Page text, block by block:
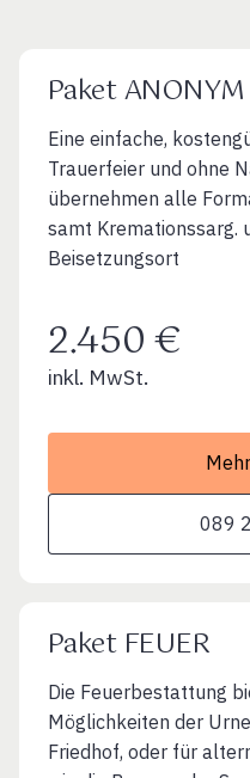
Paket ANONYM
Eine einfache,
Trauerfeier und ohne
übernehmen alle
samt Kremationssarg.
Beisetzungsort
2.450 €
inkl. MwSt.
089
Paket FEUER
Die Feuerbestattung
Möglichkeiten der
Friedhof, oder für